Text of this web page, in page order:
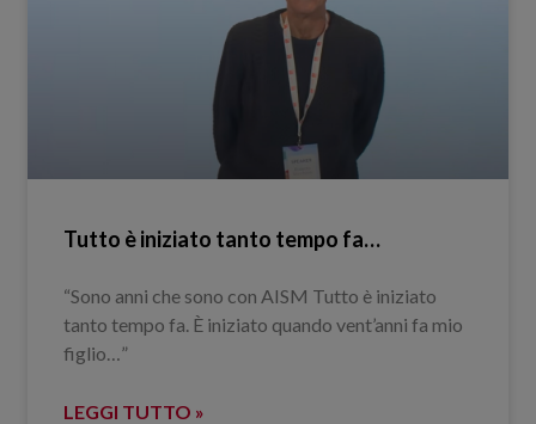
Tutto è iniziato tanto tempo fa…
“Sono anni che sono con AISM Tutto è iniziato
tanto tempo fa. È iniziato quando vent’anni fa mio
figlio…”
LEGGI TUTTO »